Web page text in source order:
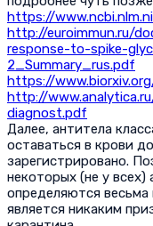
https://
http://euroimmun.ru/
response-to-spike-
2_Summary_rus.pdf
https://www.biorxiv.org/
http://
diagnost.pdf
Далее, антитела
оставаться в крови
зарегистрировано.
некоторых (не у всех)
определяются
является никаким